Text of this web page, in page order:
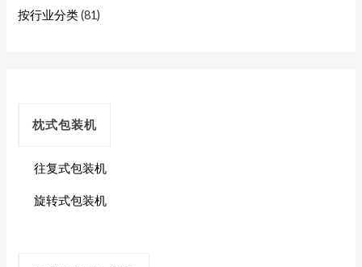
按行业分类 (81)
枕式包装机
往复式包装机
旋转式包装机